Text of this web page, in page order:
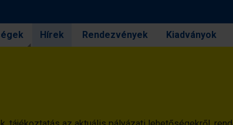
Hírek Rendezvények Kiadványok